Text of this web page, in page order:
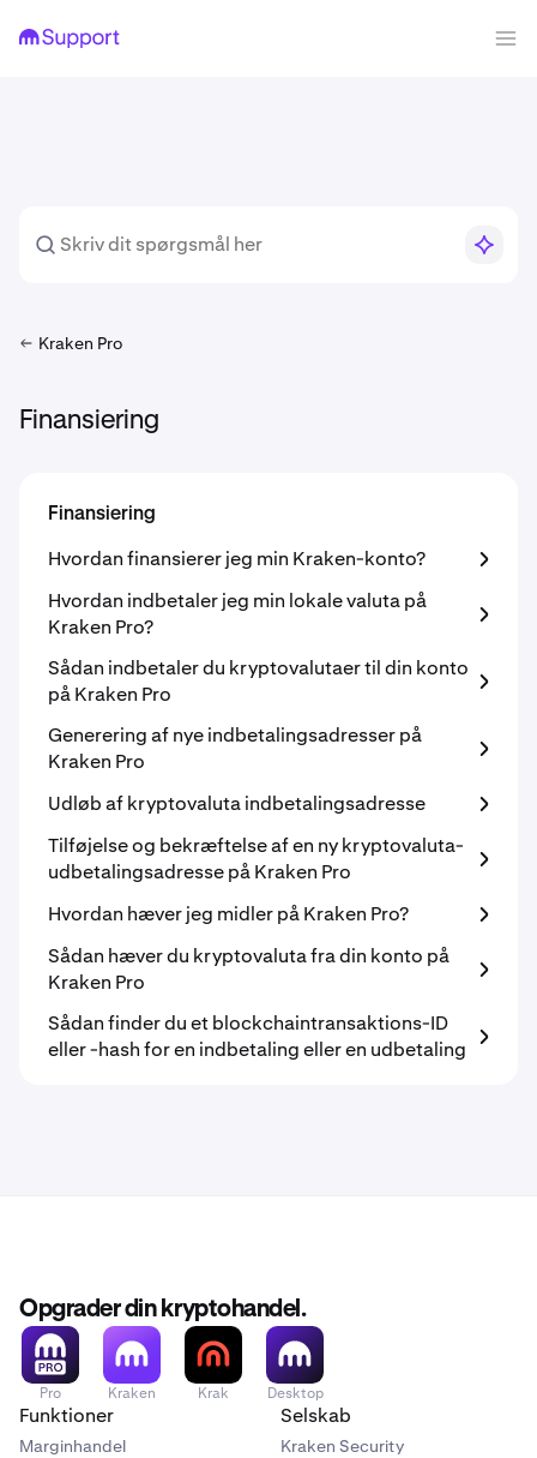
Kraken Pro
Finansiering
Finansiering
Hvordan finansierer jeg min Kraken-konto?
Hvordan indbetaler jeg min lokale valuta på
Kraken Pro?
Sådan indbetaler du kryptovalutaer til din konto
på Kraken Pro
Generering af nye indbetalingsadresser på
Kraken Pro
Udløb af kryptovaluta indbetalingsadresse
Tilføjelse og bekræftelse af en ny kryptovaluta-
udbetalingsadresse på Kraken Pro
Hvordan hæver jeg midler på Kraken Pro?
Sådan hæver du kryptovaluta fra din konto på
Kraken Pro
Sådan finder du et blockchaintransaktions-ID
eller -hash for en indbetaling eller en udbetaling
Opgrader din kryptohandel.
Pro Kraken Krak Desktop
Funktioner
Marginhandel
Selskab
Kraken Security